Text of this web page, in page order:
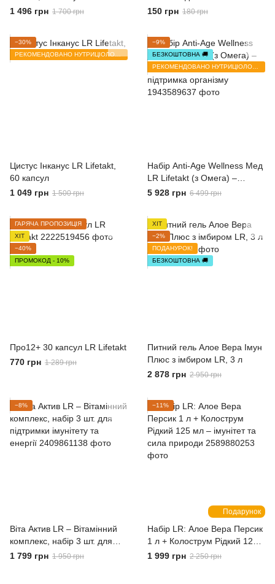
1 496 грн 1 700 грн
рівня pH
150 грн 180 грн
−30%
Цистус Інканус LR Lifetakt,
60 капсул
1 049 грн 1 500 грн
−9%
БЕЗКОШТОВНА 🚚
Набір Anti-Age Wellness Мед
LR Lifetakt (з Омега) –
природне омолодження та
5 928 грн 6 499 грн
ГАРЯЧА ПРОПОЗИЦІЯ
ХІТ
−40%
ПРОМОКОД - 10%
Про12+ 30 капсул LR Lifetakt
770 грн 1 289 грн
ХІТ
−2%
ПОДАНУРОК!
БЕЗКОШТОВНА 🚚
Питний гель Алое Вера Імун
Плюс з імбиром LR, 3 л
2 878 грн 2 950 грн
−8%
Віта Актив LR – Вітамінний
комплекс, набір 3 шт. для
підтримки імунітету та
1 799 грн 1 950 грн
Подарунок
−11%
Набір LR: Алое Вера Персик
1 л + Колострум Рідкий 125
мл – імунітет та сила
1 999 грн 2 250 грн